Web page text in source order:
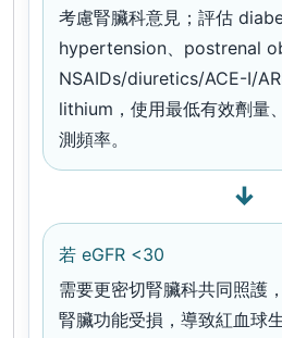
考慮腎臟科意見；評估
hypertension、postrenal
NSAIDs/diuretics/ACE-I/
lithium，使用最低有效劑量
測頻率。
↓
若 eGFR <30
需要更密切腎臟科共同照護
腎臟功能受損，導致紅血球